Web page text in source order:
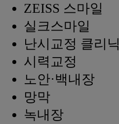
ZEISS 스마일
실크스마일
난시교정 클리닉
시력교정
노안·백내장
망막
녹내장